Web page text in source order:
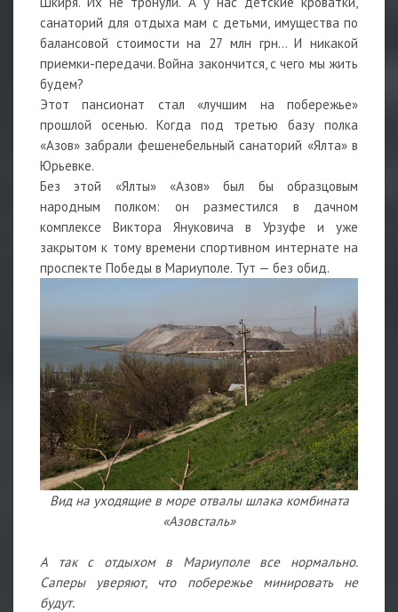
санаторий для отдыха мам с детьми, имущества по
балансовой стоимости на 27 млн грн... И никакой
приемки-передачи. Война закончится, с чего мы жить
будем?
Этот пансионат стал «лучшим на побережье»
прошлой осенью. Когда под третью базу полка
«Азов» забрали фешенебельный санаторий «Ялта» в
Юрьевке.
Без этой «Ялты» «Азов» был бы образцовым
народным полком: он разместился в дачном
комплексе Виктора Януковича в Урзуфе и уже
закрытом к тому времени спортивном интернате на
проспекте Победы в Мариуполе. Тут — без обид.
Вид на уходящие в море отвалы шлака комбината
«Азовсталь»
А так с отдыхом в Мариуполе все нормально.
Саперы уверяют, что побережье минировать не
будут.